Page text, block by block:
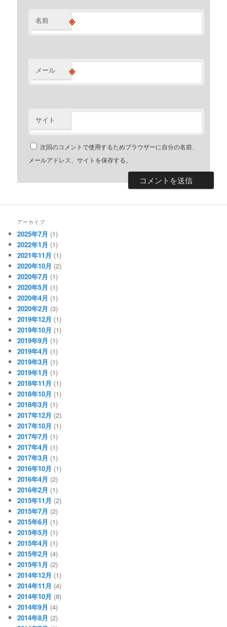
名前 ※
メール ※
サイト
次回のコメントで使用するためブラウザーに自分の名前、
メールアドレス、サイトを保存する。
アーカイブ
2025年7月 (1)
2022年1月 (1)
2021年11月 (1)
2020年10月 (2)
2020年7月 (1)
2020年5月 (1)
2020年4月 (1)
2020年2月 (3)
2019年12月 (1)
2019年10月 (1)
2019年9月 (1)
2019年4月 (1)
2019年3月 (1)
2019年1月 (1)
2018年11月 (1)
2018年10月 (1)
2018年3月 (1)
2017年12月 (2)
2017年10月 (1)
2017年7月 (1)
2017年4月 (1)
2017年3月 (1)
2016年10月 (1)
2016年4月 (2)
2016年2月 (1)
2015年11月 (2)
2015年7月 (2)
2015年6月 (1)
2015年5月 (1)
2015年4月 (1)
2015年2月 (4)
2015年1月 (2)
2014年12月 (1)
2014年11月 (4)
2014年10月 (8)
2014年9月 (4)
2014年8月 (2)